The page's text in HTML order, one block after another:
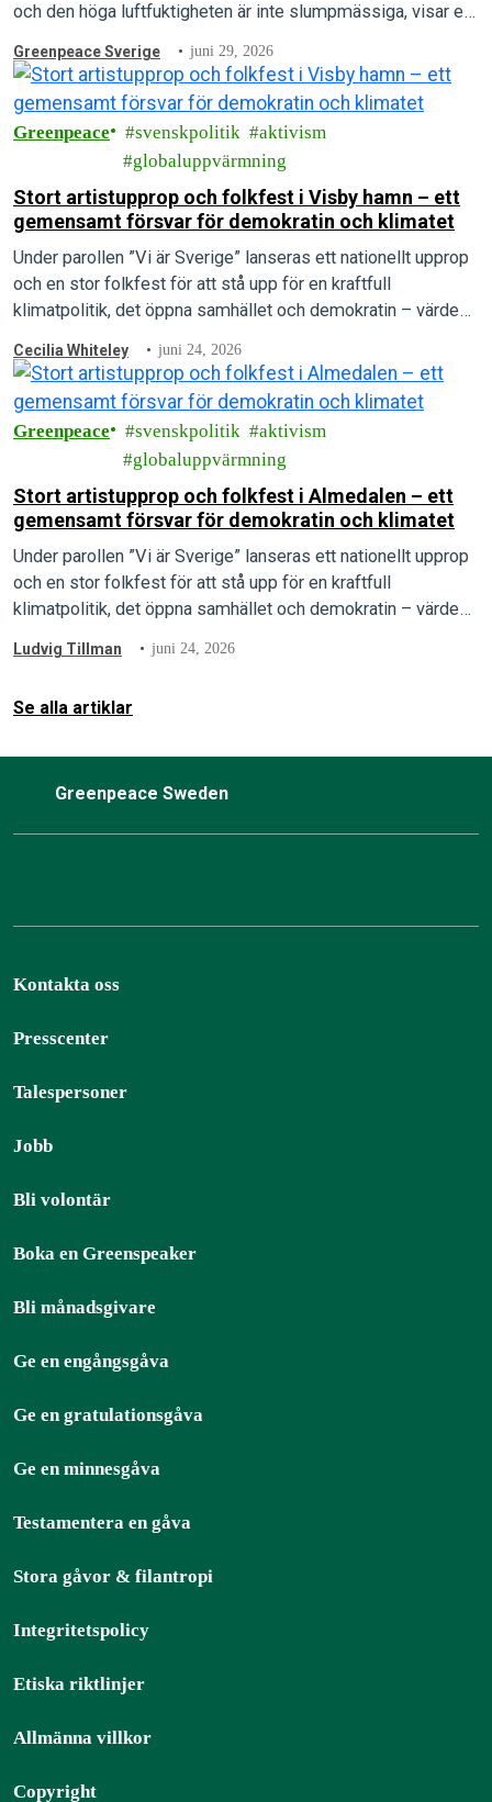
och den höga luftfuktigheten är inte slumpmässiga, visar en
Greenpeace Sverige juni 29, 2026
Greenpeace svenskpolitik
aktivism
globaluppvärmning
Stort artistupprop och folkfest i Visby hamn – ett
gemensamt försvar för demokratin och klimatet
Under parollen ”Vi är Sverige” lanseras ett nationellt upprop
och en stor folkfest för att stå upp för en kraftfull
klimatpolitik, det öppna samhället och demokratin – värden
Cecilia Whiteley juni 24, 2026
Greenpeace svenskpolitik
aktivism
globaluppvärmning
Stort artistupprop och folkfest i Almedalen – ett
gemensamt försvar för demokratin och klimatet
Under parollen ”Vi är Sverige” lanseras ett nationellt upprop
och en stor folkfest för att stå upp för en kraftfull
klimatpolitik, det öppna samhället och demokratin – värden
Ludvig Tillman juni 24, 2026
Se alla artiklar
Greenpeace Sweden
Kontakta oss
Presscenter
Talespersoner
Jobb
Bli volontär
Boka en Greenspeaker
Bli månadsgivare
Ge en engångsgåva
Ge en gratulationsgåva
Ge en minnesgåva
Testamentera en gåva
Stora gåvor & filantropi
Integritetspolicy
Etiska riktlinjer
Allmänna villkor
Copyright